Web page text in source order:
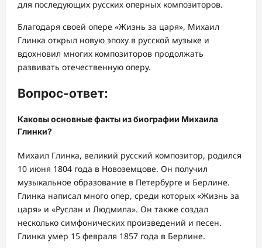
для последующих русских оперных композиторов.
Благодаря своей опере «Жизнь за царя», Михаил
Глинка открыл новую эпоху в русской музыке и
вдохновил многих композиторов продолжать
развивать отечественную оперу.
Вопрос-ответ:
Каковы основные факты из биографии Михаила
Глинки?
Михаил Глинка, великий русский композитор, родился
10 июня 1804 года в Новоземцове. Он получил
музыкальное образование в Петербурге и Берлине.
Глинка написал много опер, среди которых «Жизнь за
царя» и «Руслан и Людмила». Он также создал
несколько симфонических произведений и песен.
Глинка умер 15 февраля 1857 года в Берлине.